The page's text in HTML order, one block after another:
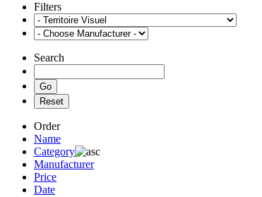
Filters
Search
Order
Name
Category
Manufacturer
Price
Date